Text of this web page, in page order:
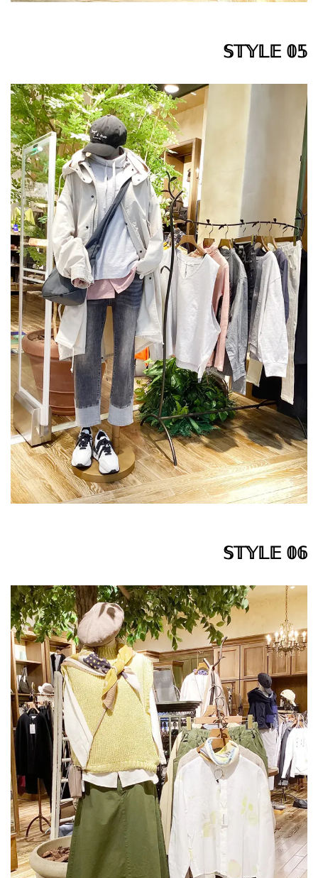
𝕊𝕋𝕐𝕃𝔼 𝟘𝟝
𝕊𝕋𝕐𝕃𝔼 𝟘𝟞